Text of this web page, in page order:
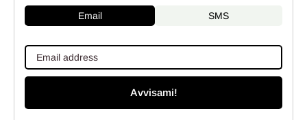
Email SMS
Avvisami!